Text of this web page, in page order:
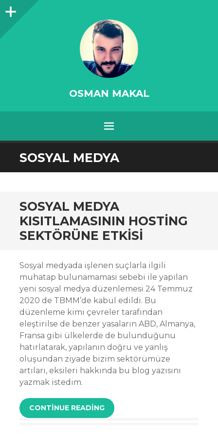
Sidebar
OSMAN MAKAL
MENU
SKIP
TO
SOSYAL MEDYA
SOSYAL MEDYA
KISITLAMASININ HOSTING
SEKTÖRÜNE ETKISI
Sosyal medyada işlenen suçlarla ilgili
muhatap bulunamaması sebebi ile yapılan
yeni sosyal medya düzenlemesi 24 Temmuz
2020 de TBMM’de kabul edildi. Bu
düzenleme kimi çevreler tarafından
eleştirilse de benzer yasaların ABD, Almanya,
Fransa gibi ülkelerde de bulunduğunu
hatırlatarak, yapılanın doğru ve yanlış
oluşundan ziyade bizim sektörümüze
artıları, eksileri hakkında bu blog yazısını
yazmak istedim.
CONTINUE READING